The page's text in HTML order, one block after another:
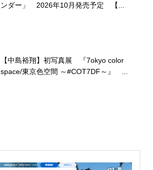
ンダー」 2026年10月発売予定 【...
【中島裕翔】初写真展 『7okyo color
space/東京色空間 ～#COT7DF～』 ...